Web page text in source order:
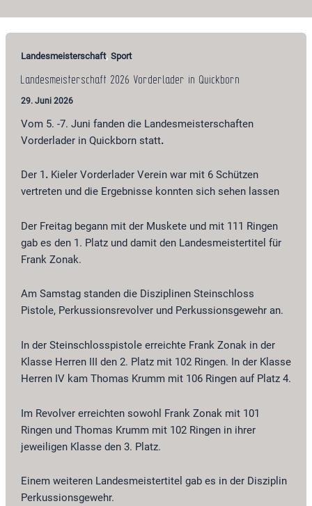
Landesmeisterschaft, Sport
Landesmeisterschaft 2026 Vorderlader in Quickborn
29. Juni 2026
Vom 5. -7. Juni fanden die Landesmeisterschaften
Vorderlader in Quickborn statt.
Der 1 . Kieler Vorderlader Verein war mit 6 Schützen
vertreten und die Ergebnisse konnten sich sehen lassen
Der Freitag begann mit der Muskete und mit 111 Ringen
gab es den 1. Platz und damit den Landesmeistertitel für
Frank Zonak.
Am Samstag standen die Disziplinen Steinschloss
Pistole, Perkussionsrevolver und Perkussionsgewehr an.
In der Steinschlosspistole erreichte Frank Zonak in der
Klasse Herren III den 2. Platz mit 102 Ringen. In der Klasse
Herren IV kam Thomas Krumm mit 106 Ringen auf Platz 4.
Im Revolver erreichten sowohl Frank Zonak mit 101
Ringen und Thomas Krumm mit 102 Ringen in ihrer
jeweiligen Klasse den 3. Platz.
Einem weiteren Landesmeistertitel gab es in der Disziplin
Perkussionsgewehr.